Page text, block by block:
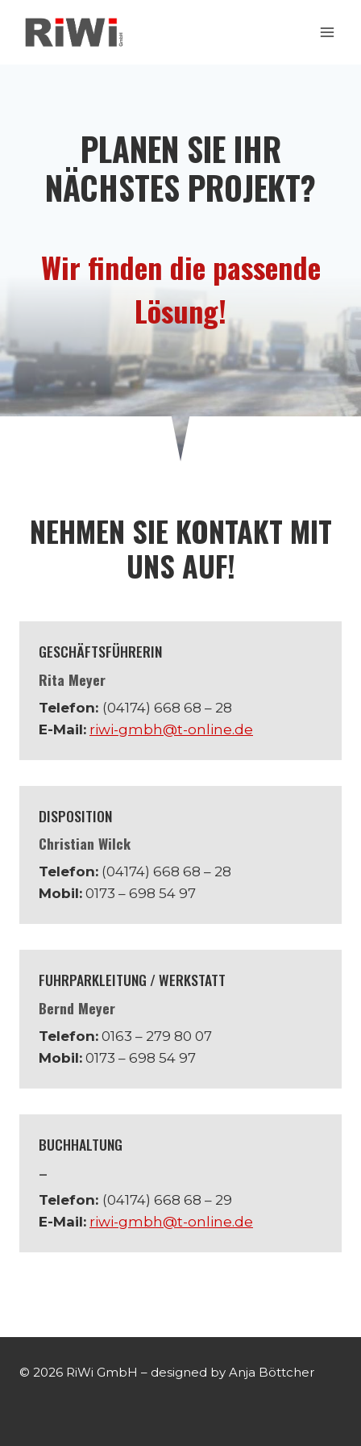
Inhalt
PLANEN SIE IHR
NÄCHSTES PROJEKT?
Wir finden die passende
Lösung!
NEHMEN SIE KONTAKT MIT
UNS AUF!
GESCHÄFTSFÜHRERIN
Rita Meyer
Telefon: (04174) 668 68 – 28
E-Mail: riwi-gmbh@t-online.de
DISPOSITION
Christian Wilck
Telefon: (04174) 668 68 – 28
Mobil: 0173 – 698 54 97
FUHRPARKLEITUNG / WERKSTATT
Bernd Meyer
Telefon: 0163 – 279 80 07
Mobil: 0173 – 698 54 97
BUCHHALTUNG
–
Telefon: (04174) 668 68 – 29
E-Mail: riwi-gmbh@t-online.de
© 2026 RiWi GmbH – designed by Anja Böttcher